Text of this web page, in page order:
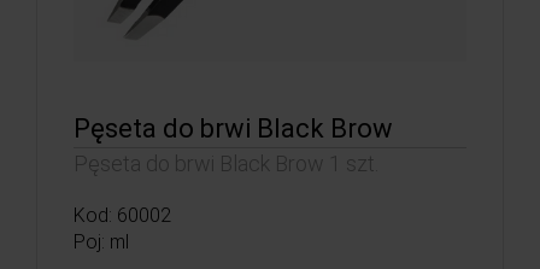
Pęseta do brwi Black Brow
Pęseta do brwi Black Brow 1 szt.
Kod: 60002
Poj: ml